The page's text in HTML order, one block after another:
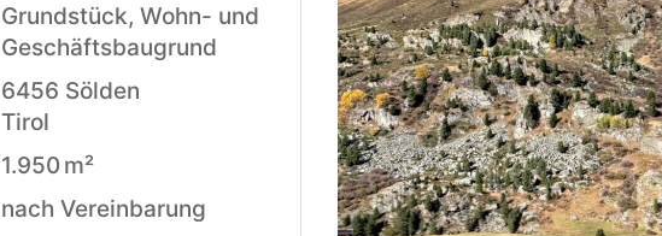
Grundstück, Wohn- und
Geschäftsbaugrund
6456 Sölden
Tirol
1.950 m²
nach Vereinbarung